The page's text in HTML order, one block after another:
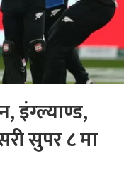
इंग्ल्याण्ड,
सुपर ८ मा